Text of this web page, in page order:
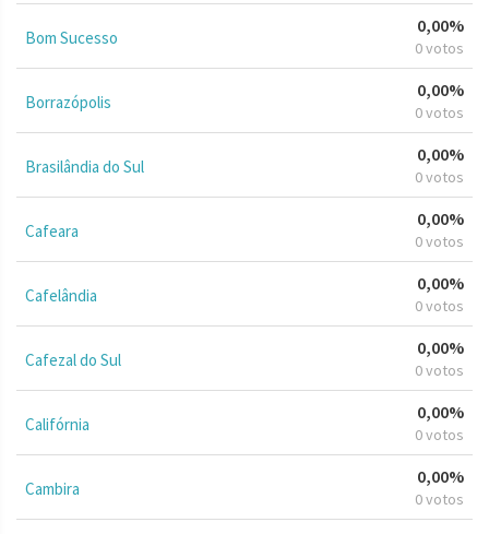
Bom Sucesso
0,00%
0 votos
Borrazópolis
0,00%
0 votos
Brasilândia do Sul
0,00%
0 votos
Cafeara
0,00%
0 votos
Cafelândia
0,00%
0 votos
Cafezal do Sul
0,00%
0 votos
Califórnia
0,00%
0 votos
Cambira
0,00%
0 votos